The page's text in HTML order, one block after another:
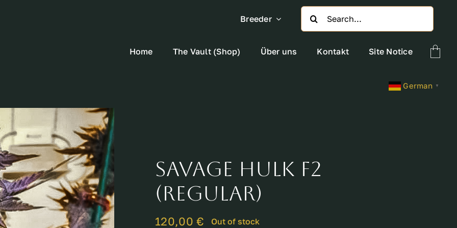
Breeder
Search
for:
Home The Vault (Shop) Über uns Kontakt Site Notice
German ▼
Savage Hulk F2
(REGULAR)
120,00€ Out of stock